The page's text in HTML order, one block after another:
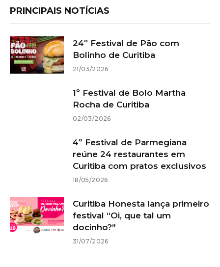
PRINCIPAIS NOTÍCIAS
24º Festival de Pão com
Bolinho de Curitiba
21/03/2026
1º Festival de Bolo Martha
Rocha de Curitiba
02/03/2026
4º Festival de Parmegiana
reúne 24 restaurantes em
Curitiba com pratos exclusivos
18/05/2026
Curitiba Honesta lança primeiro
festival “Oi, que tal um
docinho?”
31/07/2026